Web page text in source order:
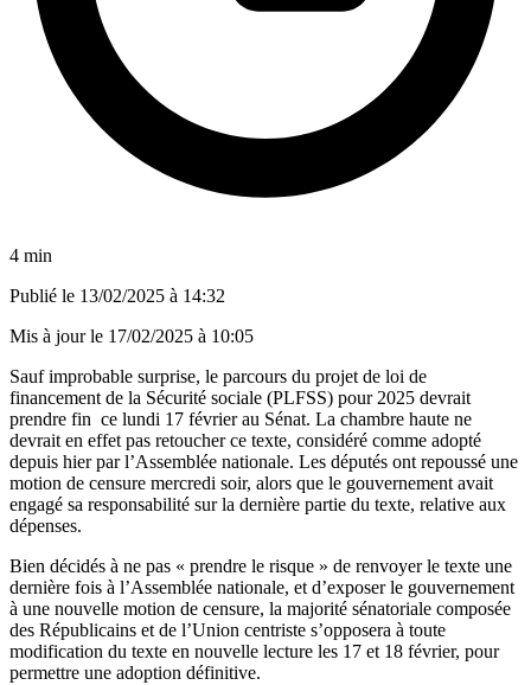
4 min
Publié le 13/02/2025 à 14:32
Mis à jour le 17/02/2025 à 10:05
Sauf improbable surprise, le parcours du projet de loi de
financement de la Sécurité sociale (PLFSS) pour 2025 devrait
prendre fin ce lundi 17 février au Sénat. La chambre haute ne
devrait en effet pas retoucher ce texte, considéré comme adopté
depuis hier par l’Assemblée nationale. Les députés ont repoussé une
motion de censure mercredi soir, alors que le gouvernement avait
engagé sa responsabilité sur la dernière partie du texte, relative aux
dépenses.
Bien décidés à ne pas « prendre le risque » de renvoyer le texte une
dernière fois à l’Assemblée nationale, et d’exposer le gouvernement
à une nouvelle motion de censure, la majorité sénatoriale composée
des Républicains et de l’Union centriste s’opposera à toute
modification du texte en nouvelle lecture les 17 et 18 février, pour
permettre une adoption définitive.